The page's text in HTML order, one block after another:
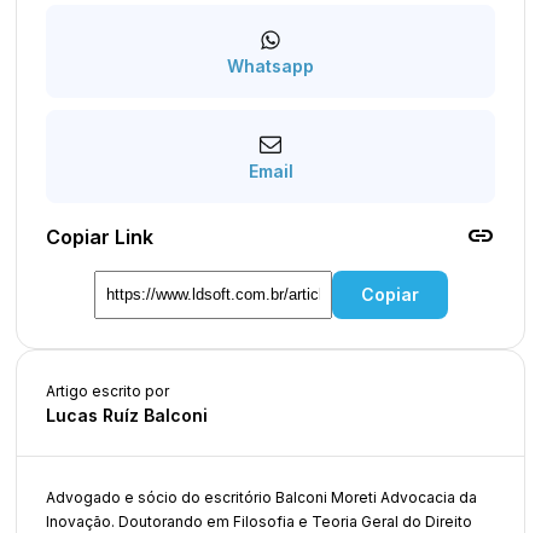
Whatsapp
Email
Copiar Link link
Copiar
Artigo escrito por
Lucas Ruíz Balconi
Advogado e sócio do escritório Balconi Moreti Advocacia da
Inovação. Doutorando em Filosofia e Teoria Geral do Direito